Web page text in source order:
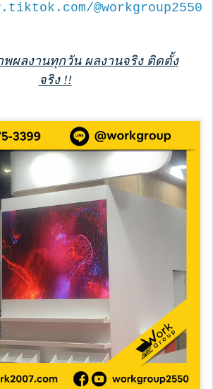
@workgroup2550
พผลงานทุกวัน ผลงานจริง ติดตั้ง
จริง !!